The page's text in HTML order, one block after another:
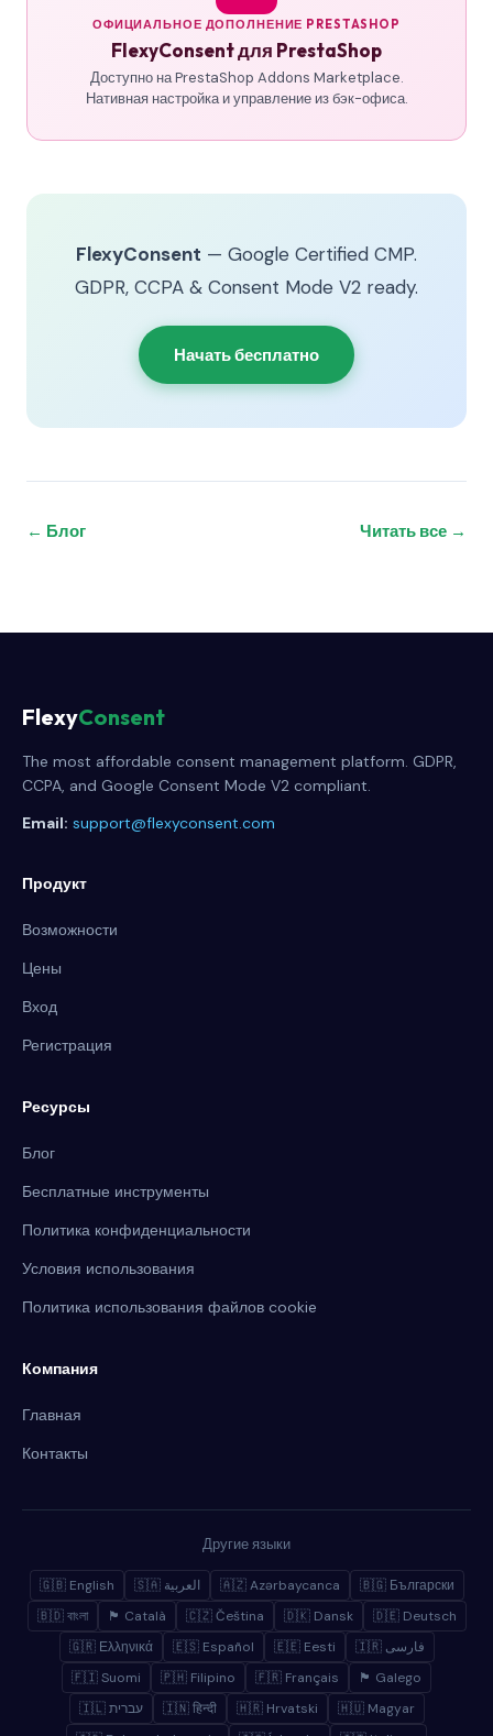
ОФИЦИАЛЬНОЕ ДОПОЛНЕНИЕ PRESTASHOP
FlexyConsent для PrestaShop
Доступно на PrestaShop Addons Marketplace.
Нативная настройка и управление из бэк-офиса.
FlexyConsent — Google Certified CMP.
GDPR, CCPA & Consent Mode V2 ready.
Начать бесплатно
← Блог Читать все →
FlexyConsent
The most affordable consent management platform. GDPR,
CCPA, and Google Consent Mode V2 compliant.
Email: support@flexyconsent.com
Продукт
Возможности
Цены
Вход
Регистрация
Ресурсы
Блог
Бесплатные инструменты
Политика конфиденциальности
Условия использования
Политика использования файлов cookie
Компания
Главная
Контакты
Другие языки
🇬🇧 English 🇸🇦 العربية 🇦🇿 Azərbaycanca
🇧🇬 Български
🇧🇩 বাংলা
🏴 Català 🇨🇿 Čeština 🇩🇰 Dansk
🇩🇪 Deutsch
🇬🇷 Ελληνικά
🇪🇸 Español 🇪🇪 Eesti
🇮🇷 فارسی
🇫🇮 Suomi
🇵🇭 Filipino 🇫🇷 Français
🏴 Galego
🇮🇱 עברית
🇮🇳 हिन्दी 🇭🇷 Hrvatski
🇭🇺 Magyar